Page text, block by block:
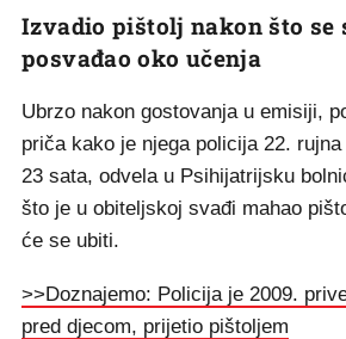
Izvadio pištolj nakon što se
posvađao oko učenja
Ubrzo nakon gostovanja u emisiji,
priča kako je njega policija 22.
23 sata, odvela u Psihijatrijsku
što je u obiteljskoj svađi mahao
će se ubiti.
>>Doznajemo: Policija je 2009.
pred djecom, prijetio pištoljem